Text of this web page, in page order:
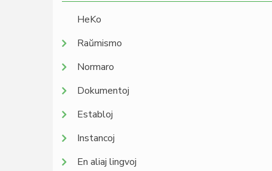
HeKo
Raŭmismo
Normaro
Dokumentoj
Establoj
Instancoj
En aliaj lingvoj